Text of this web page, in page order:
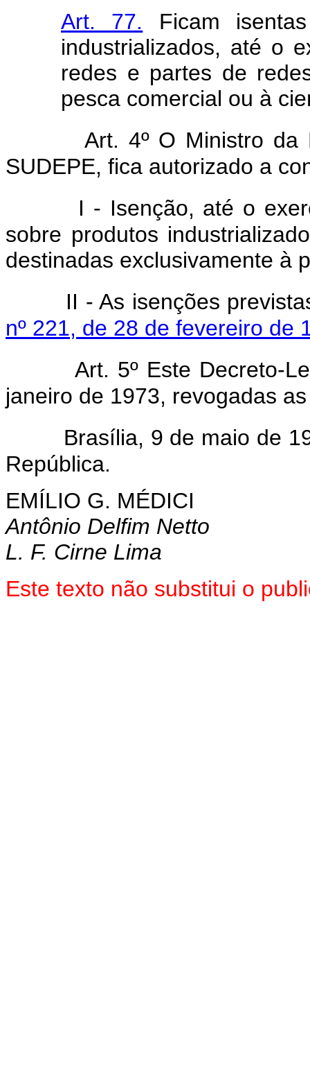
Art. 77. Ficam
industrializados, até o
redes e partes de
pesca comercial ou à
Art. 4º O Ministro
SUDEPE, fica autorizado a
I - Isenção, até o
sobre produtos
destinadas exclusivamente à
II - As isenções
nº 221, de 28 de fevereiro de
Art. 5º Este Decreto-
janeiro de 1973, revogadas
Brasília, 9 de maio de
República.
EMÍLIO G. MÉDICI
Antônio Delfim Netto
L. F. Cirne Lima
Este texto não substitui o